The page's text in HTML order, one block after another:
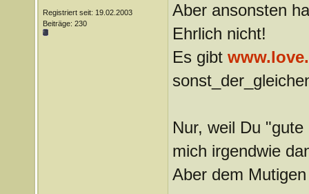
Registriert seit: 19.02.2003
Beiträge: 230
Aber ansonsten
Ehrlich nicht!
Es gibt
Nur, weil Du
mich irgendwie
Aber dem